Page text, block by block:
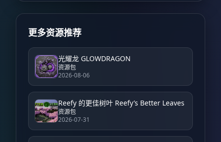
更多资源推荐
光耀龙 GLOWDRAGON
资源包
2026-08-06
Reefy 的更佳树叶 Reefy’s Better Leaves
资源包
2026-07-31